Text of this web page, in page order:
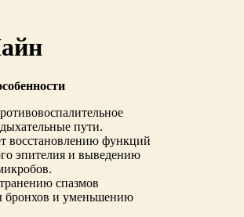
пути.
восстановлению функций
эпителия и выведению
спазмов
бронхов и уменьшению